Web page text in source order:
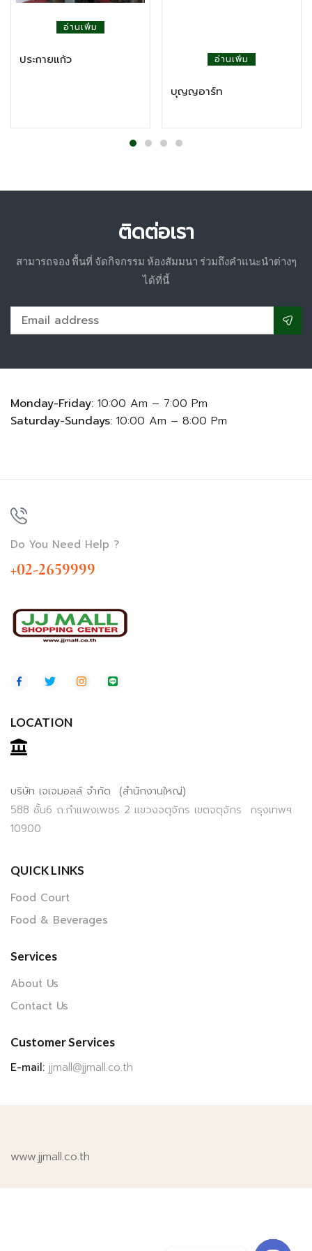
อ่านเพิ่ม
ประกายแก้ว อ่านเพิ่ม
บุญญอาร์ท
ติดต่อเรา
สามารถจอง พื้นที่ จัดกิจกรรม ห้องสัมมนา ร่วมถึงคำแนะนำต่างๆ
ได้ที่นี้
Monday-Friday: 10:00 Am – 7:00 Pm
Saturday-Sundays: 10:00 Am – 8:00 Pm
Do You Need Help ?
+02-2659999
LOCATION
บริษัท เจเจมอลล์ จำกัด (สำนักงานใหญ่)
588 ชั้น6 ถ.กำแพงเพชร 2 แขวงจตุจักร เขตจตุจักร กรุงเทพฯ
10900
QUICK LINKS
Food Court
Food & Beverages
Services
About Us
Contact Us
Customer Services
E-mail: jjmall@jjmall.co.th
www.jjmall.co.th